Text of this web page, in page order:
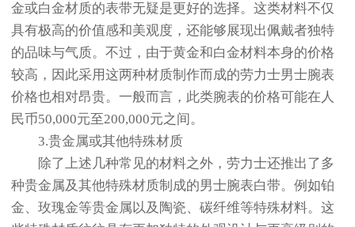
金或白金材质的表带无疑是更好的选择。这类材料不仅
具有极高的价值感和美观度，还能够展现出佩戴者独特
的品味与气质。不过，由于黄金和白金材料本身的价格
较高，因此采用这两种材质制作而成的劳力士男士腕表
价格也相对昂贵。一般而言，此类腕表的价格可能在人
民币50,000元至200,000元之间。
3.贵金属或其他特殊材质
除了上述几种常见的材料之外，劳力士还推出了多
种贵金属及其他特殊材质制成的男士腕表白带。例如铂
金、玫瑰金等贵金属以及陶瓷、碳纤维等特殊材料。这